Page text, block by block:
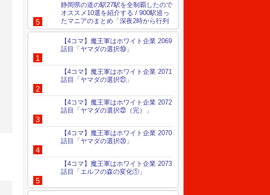
静岡県の道の駅27駅を全制覇したので
オススメ10選を紹介する / 900駅巡っ
たマニアのまとめ「深夜2時から行列
ができる道の駅」など
【4コマ】魔王軍はホワイト企業 2069
話目「ヤマダの選択⑲」
【4コマ】魔王軍はホワイト企業 2071
話目「ヤマダの選択㉑」
【4コマ】魔王軍はホワイト企業 2072
話目「ヤマダの選択㉒（完）」
【4コマ】魔王軍はホワイト企業 2070
話目「ヤマダの選択⑳」
【4コマ】魔王軍はホワイト企業 2073
話目「エルフの森の変化①」